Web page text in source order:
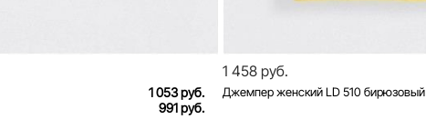
1 053 руб.
991 руб.
1 458 руб.
Джемпер женский LD 510 бирюзовый